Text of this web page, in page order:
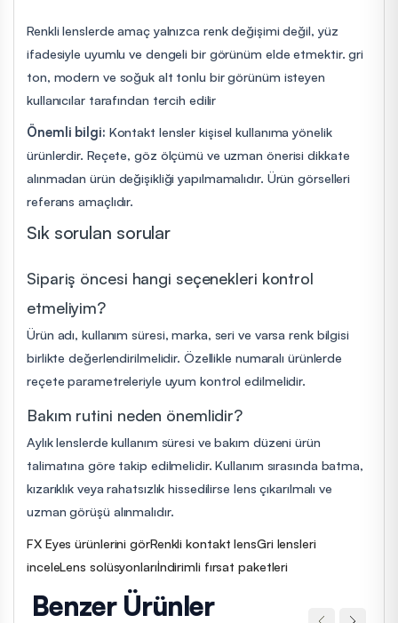
Renkli lenslerde amaç yalnızca renk değişimi değil, yüz
ifadesiyle uyumlu ve dengeli bir görünüm elde etmektir. gri
ton, modern ve soğuk alt tonlu bir görünüm isteyen
kullanıcılar tarafından tercih edilir
Önemli bilgi: Kontakt lensler kişisel kullanıma yönelik
ürünlerdir. Reçete, göz ölçümü ve uzman önerisi dikkate
alınmadan ürün değişikliği yapılmamalıdır. Ürün görselleri
referans amaçlıdır.
Sık sorulan sorular
Sipariş öncesi hangi seçenekleri kontrol
etmeliyim?
Ürün adı, kullanım süresi, marka, seri ve varsa renk bilgisi
birlikte değerlendirilmelidir. Özellikle numaralı ürünlerde
reçete parametreleriyle uyum kontrol edilmelidir.
Bakım rutini neden önemlidir?
Aylık lenslerde kullanım süresi ve bakım düzeni ürün
talimatına göre takip edilmelidir. Kullanım sırasında batma,
kızarıklık veya rahatsızlık hissedilirse lens çıkarılmalı ve
uzman görüşü alınmalıdır.
FX Eyes ürünlerini görRenkli kontakt lensGri lensleri
inceleLens solüsyonlarıİndirimli fırsat paketleri
Benzer Ürünler